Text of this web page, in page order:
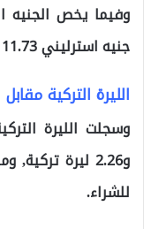
وفيما يخص الجنيه
جنيه استرليني 11.73 للمبيع و 11.72 للشراء.
الليرة التركية
للشراء.